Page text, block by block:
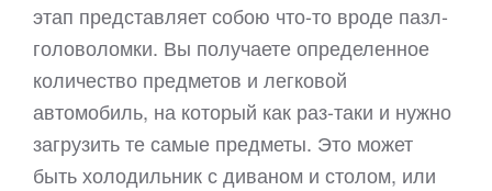
этап представляет собою что-то вроде пазл-
головоломки. Вы получаете определенное
количество предметов и легковой
автомобиль, на который как раз-таки и нужно
загрузить те самые предметы. Это может
быть холодильник с диваном и столом, или